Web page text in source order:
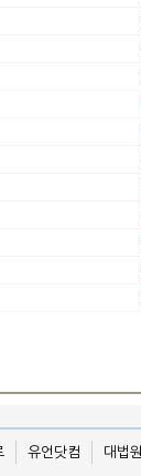
대법원
유언닷컴